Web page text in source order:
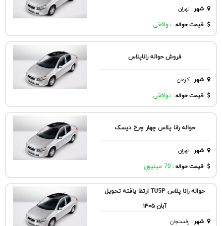
شهر: تهران
قیمت حواله : توافقی
فروش حواله راناپلاس
شهر:كرمان
قیمت حواله : توافقی
حواله رانا پلاس چهار چرخ دیسک
شهر: تهران
قیمت حواله : 70 میلیون
حواله رانا پلاس TU5P ارتقا یافته تحویل
آبان ۱۴۰۵
شهر: رفسنجان